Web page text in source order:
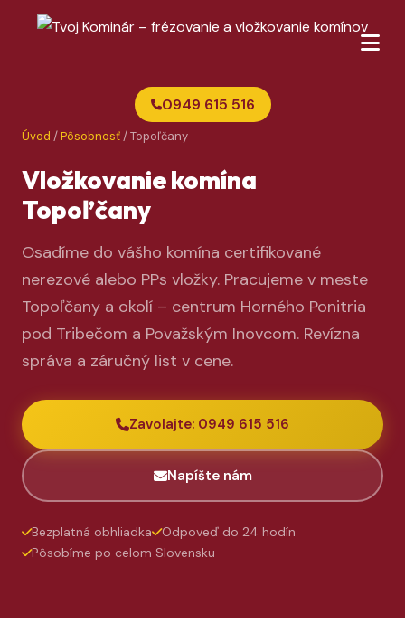
0949 615 516
Úvod /Pôsobnosť/ Topoľčany
Vložkovanie komína
Topoľčany
Osadíme do vášho komína certifikované
nerezové alebo PPs vložky. Pracujeme v meste
Topoľčany a okolí – centrum Horného Ponitria
pod Tribečom a Považským Inovcom. Revízna
správa a záručný list v cene.
Zavolajte: 0949 615 516
Napíšte nám
Bezplatná obhliadka
Odpoveď do 24 hodín
Pôsobíme po celom Slovensku